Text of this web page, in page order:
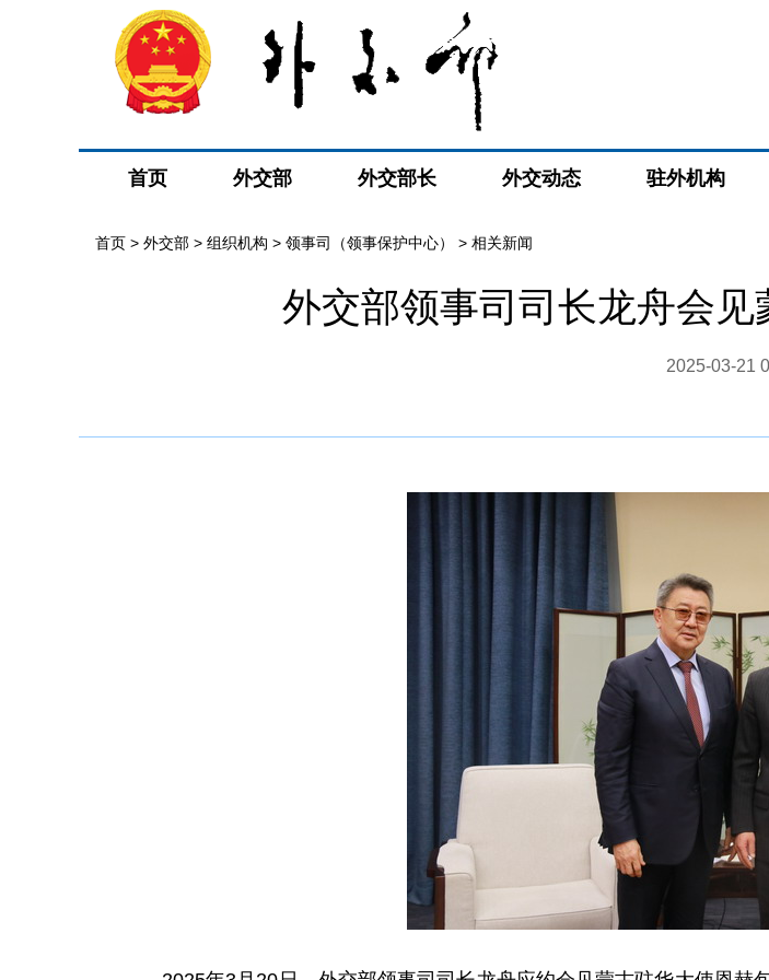
首页 外交部 外交部长 外交动态 驻外机构
首页 > 外交部 > 组织机构 > 领事司（领事保护中心） > 相关新闻
外交部领事司司长龙舟会
2025-03-21